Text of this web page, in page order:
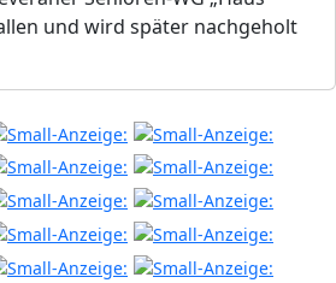
und wird später nachgeholt